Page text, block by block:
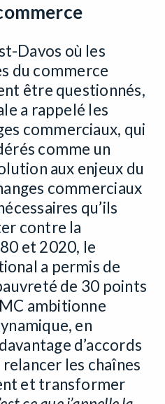
Davos où les
du commerce
être questionnés,
a rappelé les
commerciaux, qui
comme un
aux enjeux du
commerciaux
qu’ils
contre la
et 2020, le
a permis de
de 30 points
ambitionne
en
d’accords
les chaînes
et transformer